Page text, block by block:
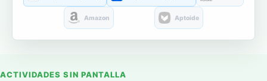
Amazon Aptoide
ACTIVIDADES SIN PANTALLA